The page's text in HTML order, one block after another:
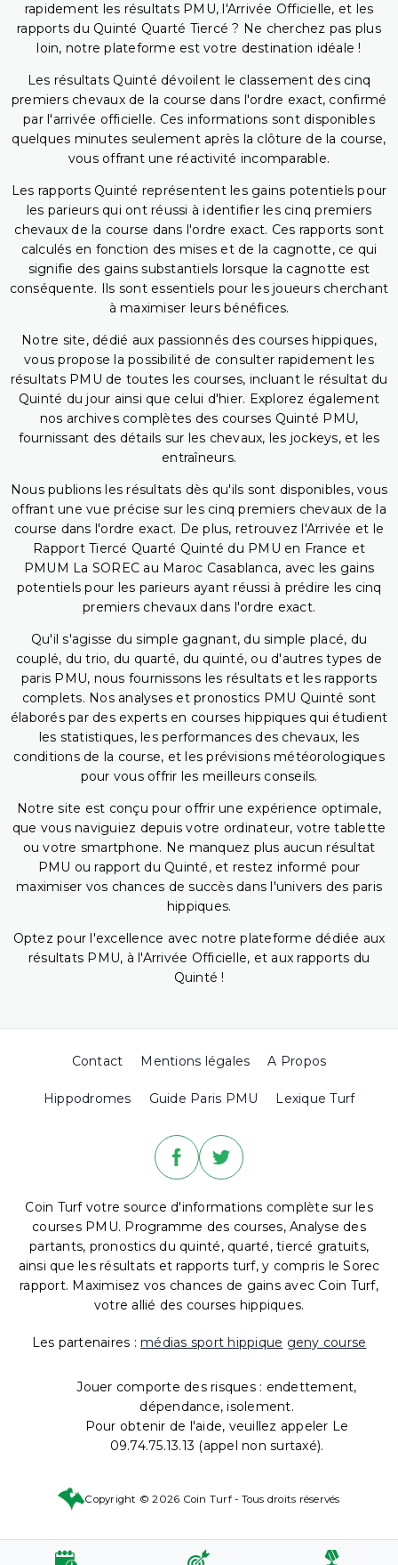
rapidement les résultats PMU, l'Arrivée Officielle, et les
rapports du Quinté Quarté Tiercé ? Ne cherchez pas plus
loin, notre plateforme est votre destination idéale !
Les résultats Quinté dévoilent le classement des cinq
premiers chevaux de la course dans l'ordre exact, confirmé
par l'arrivée officielle. Ces informations sont disponibles
quelques minutes seulement après la clôture de la course,
vous offrant une réactivité incomparable.
Les rapports Quinté représentent les gains potentiels pour
les parieurs qui ont réussi à identifier les cinq premiers
chevaux de la course dans l'ordre exact. Ces rapports sont
calculés en fonction des mises et de la cagnotte, ce qui
signifie des gains substantiels lorsque la cagnotte est
conséquente. Ils sont essentiels pour les joueurs cherchant
à maximiser leurs bénéfices.
Notre site, dédié aux passionnés des courses hippiques,
vous propose la possibilité de consulter rapidement les
résultats PMU de toutes les courses, incluant le résultat du
Quinté du jour ainsi que celui d'hier. Explorez également
nos archives complètes des courses Quinté PMU,
fournissant des détails sur les chevaux, les jockeys, et les
entraîneurs.
Nous publions les résultats dès qu'ils sont disponibles, vous
offrant une vue précise sur les cinq premiers chevaux de la
course dans l'ordre exact. De plus, retrouvez l'Arrivée et le
Rapport Tiercé Quarté Quinté du PMU en France et
PMUM La SOREC au Maroc Casablanca, avec les gains
potentiels pour les parieurs ayant réussi à prédire les cinq
premiers chevaux dans l'ordre exact.
Qu'il s'agisse du simple gagnant, du simple placé, du
couplé, du trio, du quarté, du quinté, ou d'autres types de
paris PMU, nous fournissons les résultats et les rapports
complets. Nos analyses et pronostics PMU Quinté sont
élaborés par des experts en courses hippiques qui étudient
les statistiques, les performances des chevaux, les
conditions de la course, et les prévisions météorologiques
pour vous offrir les meilleurs conseils.
Notre site est conçu pour offrir une expérience optimale,
que vous naviguiez depuis votre ordinateur, votre tablette
ou votre smartphone. Ne manquez plus aucun résultat
PMU ou rapport du Quinté, et restez informé pour
maximiser vos chances de succès dans l'univers des paris
hippiques.
Optez pour l'excellence avec notre plateforme dédiée aux
résultats PMU, à l'Arrivée Officielle, et aux rapports du
Quinté !
Contact Mentions légales A Propos
Hippodromes Guide Paris PMU Lexique Turf
Coin Turf votre source d'informations complète sur les
courses PMU. Programme des courses, Analyse des
partants, pronostics du quinté, quarté, tiercé gratuits,
ainsi que les résultats et rapports turf, y compris le Sorec
rapport. Maximisez vos chances de gains avec Coin Turf,
votre allié des courses hippiques.
Les partenaires : médias sport hippique geny course
Jouer comporte des risques : endettement,
dépendance, isolement.
Pour obtenir de l'aide, veuillez appeler Le
09.74.75.13.13 (appel non surtaxé).
Copyright © 2026 Coin Turf - Tous droits réservés